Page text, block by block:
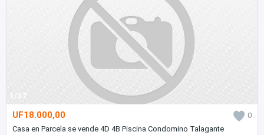
1/37
UF18.000,00
0
Casa en Parcela se vende 4D 4B Piscina Condomino Talagante